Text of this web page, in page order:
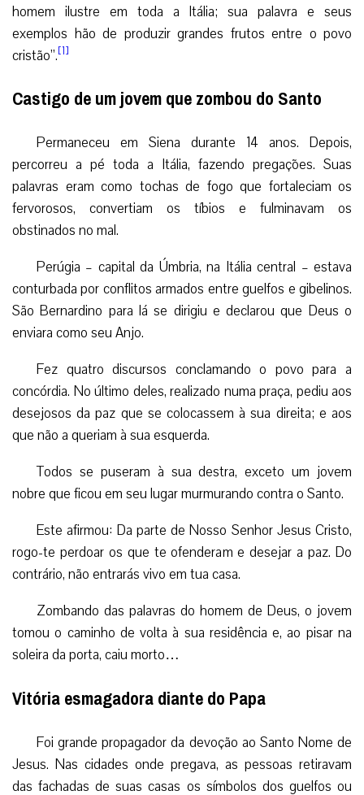
homem ilustre em toda a Itália; sua palavra e seus
exemplos hão de produzir grandes frutos entre o povo
cristão”.[1]
Castigo de um jovem que zombou do Santo
Permaneceu em Siena durante 14 anos. Depois,
percorreu a pé toda a Itália, fazendo pregações. Suas
palavras eram como tochas de fogo que fortaleciam os
fervorosos, convertiam os tíbios e fulminavam os
obstinados no mal.
Perúgia – capital da Úmbria, na Itália central – estava
conturbada por conflitos armados entre guelfos e gibelinos.
São Bernardino para lá se dirigiu e declarou que Deus o
enviara como seu Anjo.
Fez quatro discursos conclamando o povo para a
concórdia. No último deles, realizado numa praça, pediu aos
desejosos da paz que se colocassem à sua direita; e aos
que não a queriam à sua esquerda.
Todos se puseram à sua destra, exceto um jovem
nobre que ficou em seu lugar murmurando contra o Santo.
Este afirmou: Da parte de Nosso Senhor Jesus Cristo,
rogo-te perdoar os que te ofenderam e desejar a paz. Do
contrário, não entrarás vivo em tua casa.
Zombando das palavras do homem de Deus, o jovem
tomou o caminho de volta à sua residência e, ao pisar na
soleira da porta, caiu morto…
Vitória esmagadora diante do Papa
Foi grande propagador da devoção ao Santo Nome de
Jesus. Nas cidades onde pregava, as pessoas retiravam
das fachadas de suas casas os símbolos dos guelfos ou